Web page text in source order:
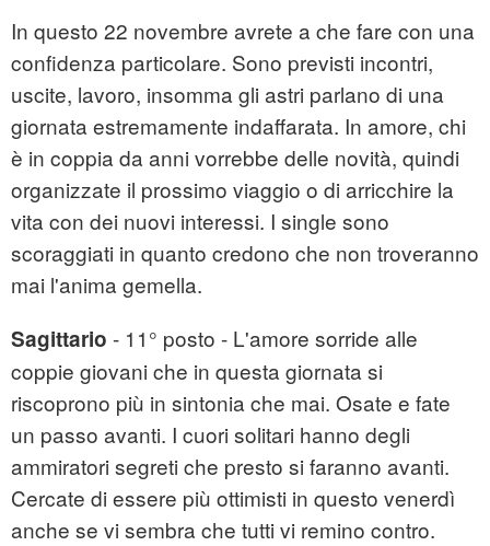
In questo 22 novembre avrete a che fare con una
confidenza particolare. Sono previsti incontri,
uscite, lavoro, insomma gli astri parlano di una
giornata estremamente indaffarata. In amore, chi
è in coppia da anni vorrebbe delle novità, quindi
organizzate il prossimo viaggio o di arricchire la
vita con dei nuovi interessi. I single sono
scoraggiati in quanto credono che non troveranno
mai l'anima gemella.
Sagittario - 11° posto - L'amore sorride alle
coppie giovani che in questa giornata si
riscoprono più in sintonia che mai. Osate e fate
un passo avanti. I cuori solitari hanno degli
ammiratori segreti che presto si faranno avanti.
Cercate di essere più ottimisti in questo venerdì
anche se vi sembra che tutti vi remino contro.